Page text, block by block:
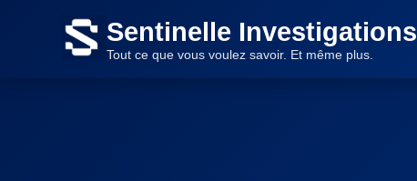
Sentinelle Investigations
Tout ce que vous voulez savoir. Et même plus.